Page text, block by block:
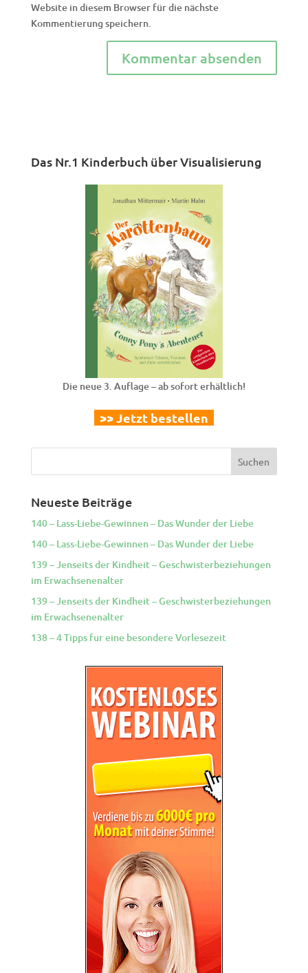
Website in diesem Browser für die nächste
Kommentierung speichern.
Das Nr.1 Kinderbuch über Visualisierung
Die neue 3. Auflage – ab sofort erhältlich!
>> Jetzt bestellen
Neueste Beiträge
140 – Lass-Liebe-Gewinnen – Das Wunder der Liebe
140 – Lass-Liebe-Gewinnen – Das Wunder der Liebe
139 – Jenseits der Kindheit – Geschwisterbeziehungen
im Erwachsenenalter
139 – Jenseits der Kindheit – Geschwisterbeziehungen
im Erwachsenenalter
138 – 4 Tipps fur eine besondere Vorlesezeit